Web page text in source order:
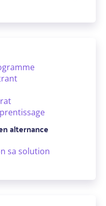
alternance
sa solution